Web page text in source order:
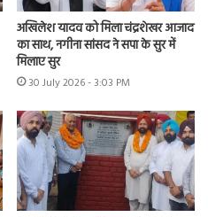
अखिलेश यादव को मिला चंद्रशेखर आजाद
का साथ, नगीना सांसद ने सपा के सुर में
मिलाए सुर
30 July 2026 - 3:03 PM